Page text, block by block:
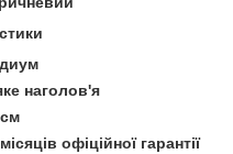
наголов'я
офіційної гарантії